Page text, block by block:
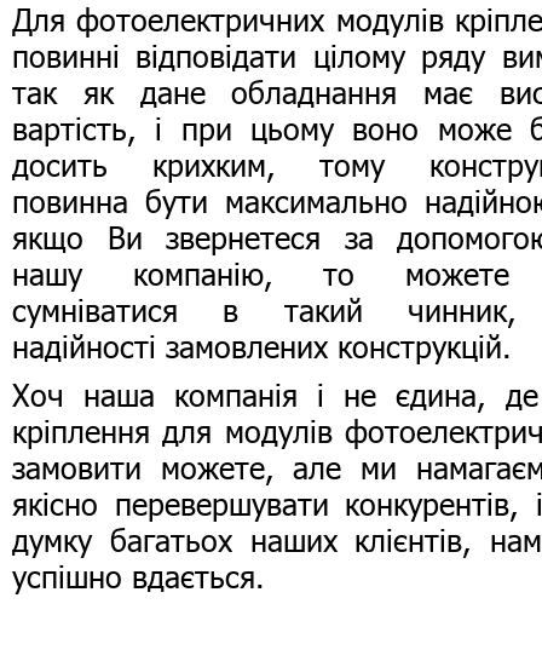
Для фотоелектричних модулів
повинні відповідати цілому ряду
так як дане обладнання має
вартість, і при цьому воно може
досить крихким, тому
повинна бути максимально
якщо Ви звернетеся за
нашу компанію, то можете
сумніватися в такий
надійності замовлених конструкцій.
Хоч наша компанія і не єдина,
кріплення для модулів
замовити можете, але ми
якісно перевершувати конкурентів,
думку багатьох наших клієнтів,
успішно вдається.